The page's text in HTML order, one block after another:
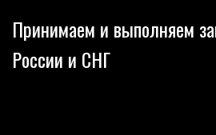
Принимаем и выполняем
России и СНГ